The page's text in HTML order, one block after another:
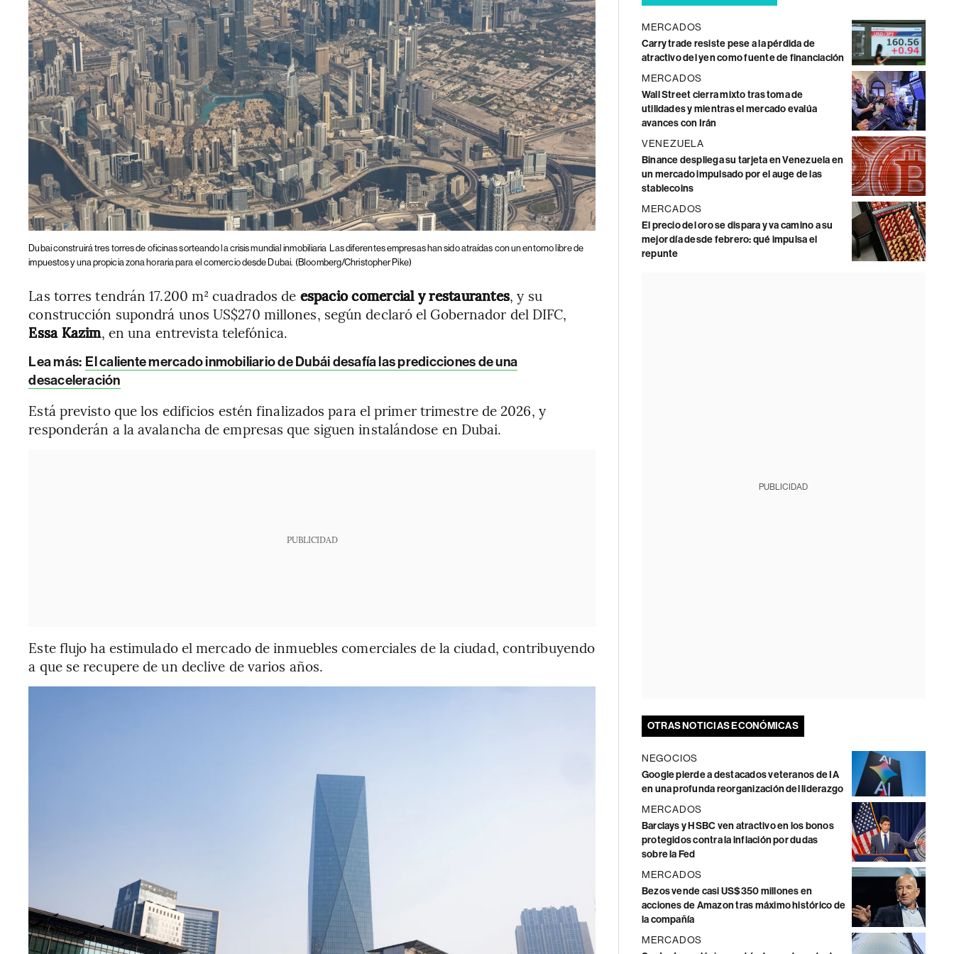
Dubai construirá tres torres de oficinas sorteando la crisis mundial inmobiliaria
Las diferentes empresas han sido atraídas con un entorno libre de
impuestos y una propicia zona horaria para el comercio desde Dubai. (Bloomberg/Christopher Pike)
Las torres tendrán 17.200 m² cuadrados de espacio comercial y restaurantes, y su
construcción supondrá unos US$270 millones, según declaró el Gobernador del DIFC,
Essa Kazim, en una entrevista telefónica.
Lea más: El caliente mercado inmobiliario de Dubái desafía las predicciones de una
desaceleración
Está previsto que los edificios estén finalizados para el primer trimestre de 2026, y
responderán a la avalancha de empresas que siguen instalándose en Dubai.
PUBLICIDAD
Este flujo ha estimulado el mercado de inmuebles comerciales de la ciudad, contribuyendo
a que se recupere de un declive de varios años.
MERCADOS
Carry trade resiste pese a la pérdida de
atractivo del yen como fuente de financiación
MERCADOS
Wall Street cierra mixto tras toma de
utilidades y mientras el mercado evalúa
avances con Irán
VENEZUELA
Binance despliega su tarjeta en Venezuela en
un mercado impulsado por el auge de las
stablecoins
MERCADOS
El precio del oro se dispara y va camino a su
mejor día desde febrero: qué impulsa el
repunte
PUBLICIDAD
OTRAS NOTICIAS ECONÓMICAS
NEGOCIOS
Google pierde a destacados veteranos de IA
en una profunda reorganización del liderazgo
MERCADOS
Barclays y HSBC ven atractivo en los bonos
protegidos contra la inflación por dudas
sobre la Fed
MERCADOS
Bezos vende casi US$350 millones en
acciones de Amazon tras máximo histórico de
la compañía
MERCADOS